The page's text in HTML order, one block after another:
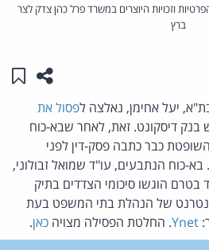
וזכויות היוצרים במשרד פרל כהן צדק לצר
ברץ
שתפו
יעל אחימן, נאלצה לפסול את
בנק דיסקונט. זאת, לאחר שבא-כוח
כבר כתבה פסק-דין לפני
כוח הנתבעים, עו"ד שמואל זבולוני,
בטרם הוגשו סיכומי הצדדים בתיק
של הנהלת בתי המשפט בעת
Ynet. החלטת הפסילה מצויה כאן.